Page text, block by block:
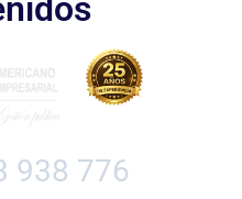
938 776